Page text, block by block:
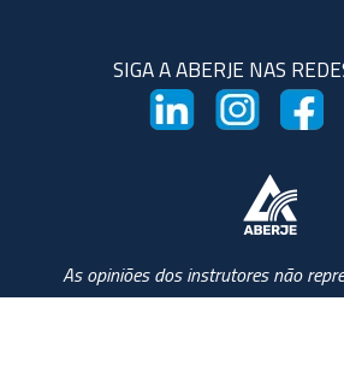
SIGA A ABERJE NAS
As opiniões dos instrutores não
da Aberje e da Escola Aberje de